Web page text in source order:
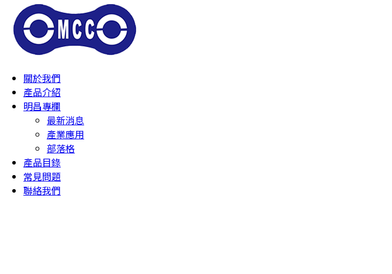
關於我們
產品介紹
明昌專欄
最新消息
產業應用
部落格
產品目錄
常見問題
聯絡我們